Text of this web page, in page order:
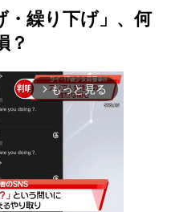
・繰り下げ」、何
？
arrow_forward_ios もっと見る